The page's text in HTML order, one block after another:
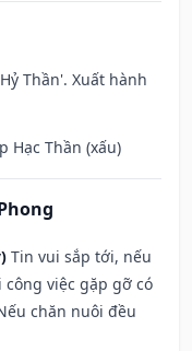
Thần'. Xuất hành
Hạc Thần (xấu)
Tin vui sắp tới, nếu
việc gặp gỡ có
chăn nuôi đều